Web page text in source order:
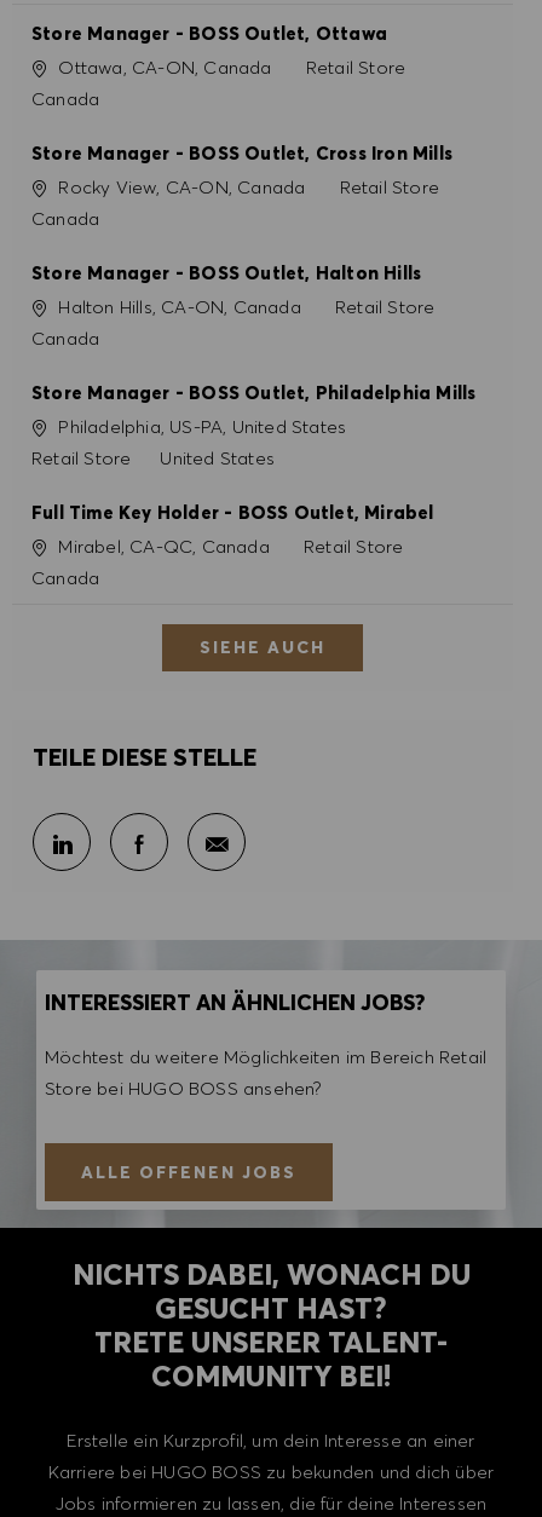
Store Manager - BOSS Outlet, Ottawa
Ort Ottawa, CA-ON, Canada Kategorie
Retail Store
Canada
Store Manager - BOSS Outlet, Cross Iron Mills
Ort Rocky View, CA-ON, Canada Kategorie
Retail Store
Canada
Store Manager - BOSS Outlet, Halton Hills
Ort Halton Hills, CA-ON, Canada Kategorie
Retail Store
Canada
Store Manager - BOSS Outlet, Philadelphia Mills
Ort Philadelphia, US-PA, United States
Kategorie
Retail Store United States
Full Time Key Holder - BOSS Outlet, Mirabel
Ort Mirabel, CA-QC, Canada Kategorie
Retail Store
Canada
SIEHE AUCH
TEILE DIESE STELLE
Über LinkedIn teilen
Über Facebook teilen
Per E-Mail teilen
INTERESSIERT AN ÄHNLICHEN JOBS?
Möchtest du weitere Möglichkeiten im Bereich Retail
Store bei HUGO BOSS ansehen?
ALLE OFFENEN JOBS
NICHTS DABEI, WONACH DU
GESUCHT HAST?
TRETE UNSERER TALENT-
COMMUNITY BEI!
Erstelle ein Kurzprofil, um dein Interesse an einer
Karriere bei HUGO BOSS zu bekunden und dich über
Jobs informieren zu lassen, die für deine Interessen